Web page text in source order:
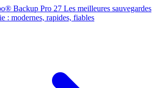
® Backup Pro 27 Les meilleures sauvegardes
: modernes, rapides, fiables